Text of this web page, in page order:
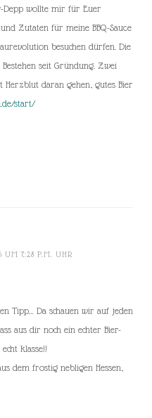
Depp wollte mir für Euer
Zutaten für meine BBQ-Sauce
besuchen dürfen. Die
seit Gründung. Zwei
daran gehen, gutes Bier
start/
UM 7:28 P.M. UHR
Tipp… Da schauen wir auf jeden
aus dir noch ein echter Bier-
klasse!!
dem frostig nebligen Hessen,